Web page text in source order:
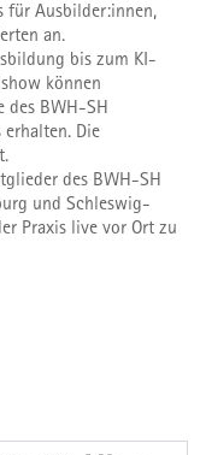
für Ausbilder:innen,
an.
bis zum KI-
können
des BWH-SH
Die
des BWH-SH
und Schleswig-
Praxis live vor Ort zu